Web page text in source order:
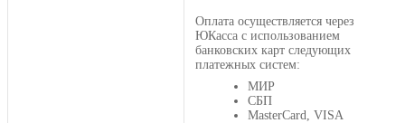
Оплата осуществляется через
ЮКасса с использованием
банковских карт следующих
платежных систем:
МИР
СБП
MasterCard, VISA